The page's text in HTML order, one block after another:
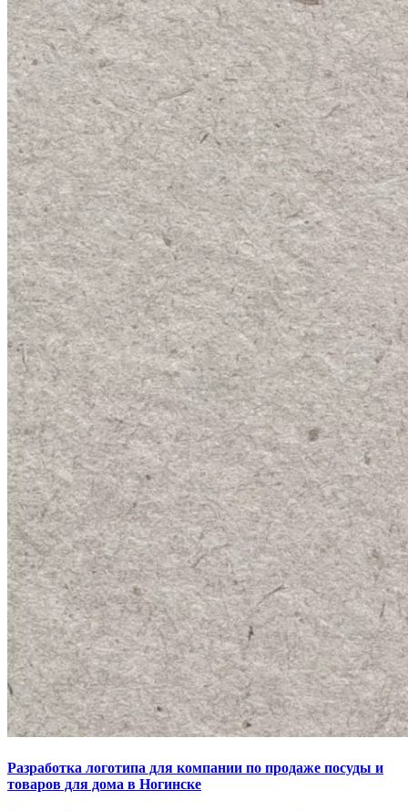
Разработка логотипа для компании по продаже посуды и
товаров для дома в Ногинске